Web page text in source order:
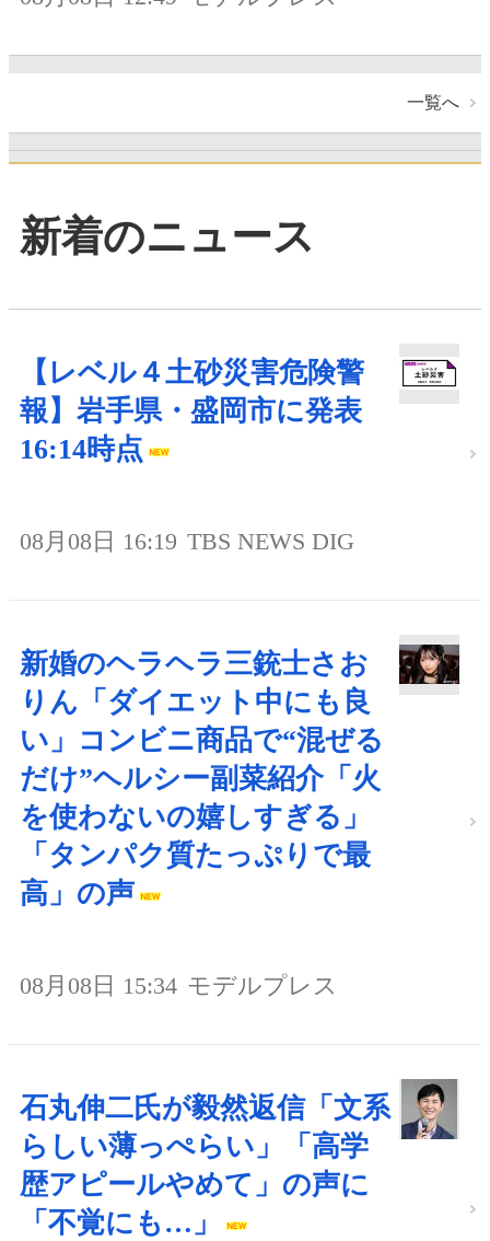
一覧へ
新着のニュース
【レベル４土砂災害危険警
報】岩手県・盛岡市に発表
16:14時点
08月08日 16:19 TBS NEWS DIG
新婚のヘラヘラ三銃士さお
りん「ダイエット中にも良
い」コンビニ商品で“混ぜる
だけ”ヘルシー副菜紹介「火
を使わないの嬉しすぎる」
「タンパク質たっぷりで最
高」の声
08月08日 15:34 モデルプレス
石丸伸二氏が毅然返信「文系
らしい薄っぺらい」「高学
歴アピールやめて」の声に
「不覚にも…」